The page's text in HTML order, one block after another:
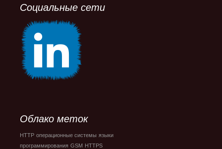
Социальные сети
Облако меток
HTTP операционные системы языки
программирования GSM HTTPS